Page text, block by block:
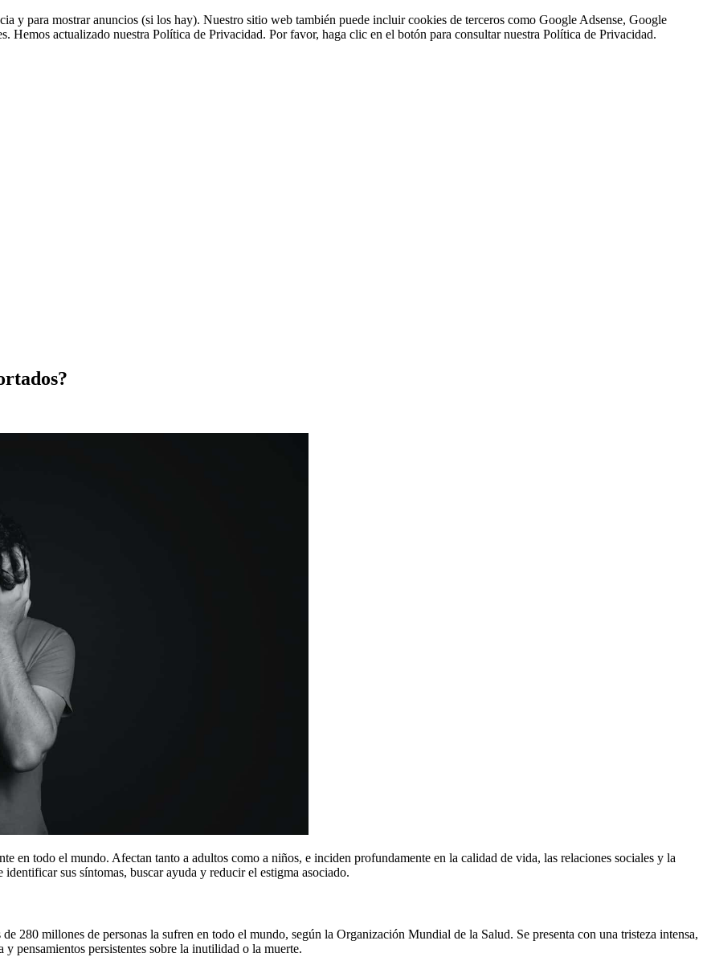
y para mostrar anuncios (si los hay). Nuestro sitio web también puede incluir cookies de terceros como Google Adsense, Google
Hemos actualizado nuestra Política de Privacidad. Por favor, haga clic en el botón para consultar nuestra Política de Privacidad.
en todo el mundo. Afectan tanto a adultos como a niños, e inciden profundamente en la calidad de vida, las relaciones sociales y la
sus síntomas, buscar ayuda y reducir el estigma asociado.
280 millones de personas la sufren en todo el mundo, según la Organización Mundial de la Salud. Se presenta con una tristeza intensa,
pensamientos persistentes sobre la inutilidad o la muerte.